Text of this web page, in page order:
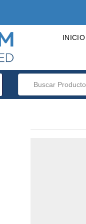
INICIO